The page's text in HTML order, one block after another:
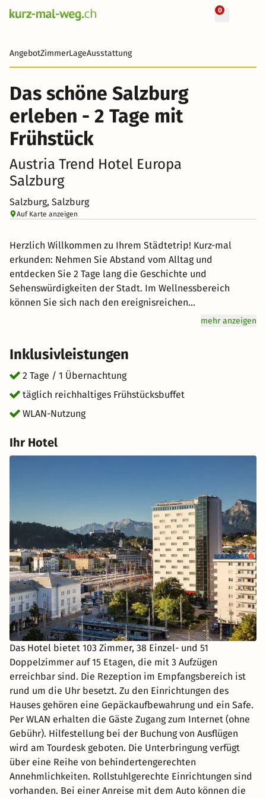
0 + 59 Fotos
AngebotZimmerLageAusstattung
Das schöne Salzburg
erleben - 2 Tage mit
Frühstück
Austria Trend Hotel Europa
Salzburg
Salzburg, Salzburg
Auf Karte anzeigen
Herzlich Willkommen zu Ihrem Städtetrip! Kurz-mal
erkunden: Nehmen Sie Abstand vom Alltag und
entdecken Sie 2 Tage lang die Geschichte und
Sehenswürdigkeiten der Stadt. Im Wellnessbereich
können Sie sich nach den ereignisreichen
Entdeckungstouren ganz entspannt zurücklehnen. Genuss
reichhaltigen Frühstücksbuffet für Genießer vital in den
Tag. Freuen Sie sich auf hervorragenden Service und eine
entspannte Atmosphäre für einen unvergesslichen
Urlaub. kurz-mal-weg.de wünscht Ihnen einen tollen
Aufenthalt im schönen Salzburg.
mehr anzeigen
Inklusivleistungen
2 Tage / 1 Übernachtung
täglich reichhaltiges Frühstücksbuffet
WLAN-Nutzung
Ihr Hotel
Das Hotel bietet 103 Zimmer, 38 Einzel- und 51
Doppelzimmer auf 15 Etagen, die mit 3 Aufzügen
erreichbar sind. Die Rezeption im Empfangsbereich ist
rund um die Uhr besetzt. Zu den Einrichtungen des
Hauses gehören eine Gepäckaufbewahrung und ein Safe.
Per WLAN erhalten die Gäste Zugang zum Internet (ohne
Gebühr). Hilfestellung bei der Buchung von Ausflügen
wird am Tourdesk geboten. Die Unterbringung verfügt
über eine Reihe von behindertengerechten
Annehmlichkeiten. Rollstuhlgerechte Einrichtungen sind
vorhanden. Bei einer Anreise mit dem Auto können die